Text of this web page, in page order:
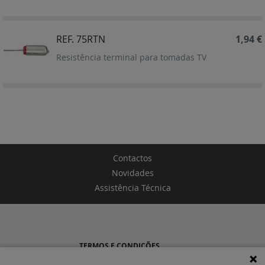
REF. 75RTN
Resistência terminal para tomadas TV
1,94 €
Contactos
Novidades
Assistência Técnica
TERMOS E CONDIÇÕES